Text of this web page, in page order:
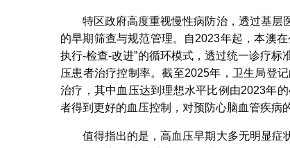
特区政府高度重视慢性病防治，透过基层
的早期筛查与规范管理。自2023年起，本澳
执行-检查-改进”的循环模式，透过统一诊疗
压患者治疗控制率。截至2025年，卫生局登
治疗，其中血压达到理想水平比例由2023年
者得到更好的血压控制，对预防心脑血管疾病
值得指出的是，高血压早期大多无明显症